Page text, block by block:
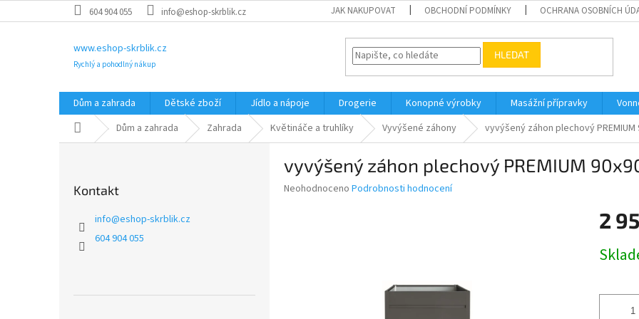
na
604 904 055 info@eshop-skrblik.cz JAK NAKUPOVAT OBCHODNÍ PODMÍNKY OCHRANA OSOBNÍCH
www.eshop-skrblik.cz
Rychlý a pohodlný nákup
HLEDAT
Dům a zahrada Dětské zboží Jídlo a nápoje Drogerie Konopné výrobky Masážní přípravky
Domů Dům a zahrada Zahrada Květináče a truhlíky Vyvýšené záhony vyvýšený záhon plechový PREMIUM
Kontakt
info@eshop-skrblik.cz
604 904 055
vyvýšený záhon plechový PREMIUM
Průměrné
Neohodnoceno Podrobnosti hodnocení
2
cena: